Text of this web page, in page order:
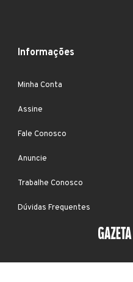
Informações
Minha Conta
Assine
Fale Conosco
Anuncie
Trabalhe Conosco
Dúvidas Frequentes